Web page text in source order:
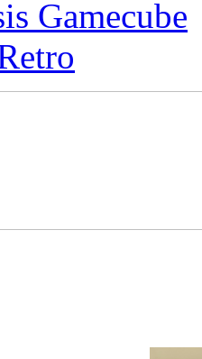
Gamecube